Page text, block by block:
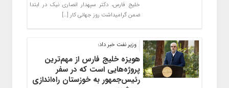
خلیج فارس، دکتر سپهدار انصاری نیک در ابتدا
ضمن گرامیداشت روز جهانی کار […]
وزیر نفت خبر داد:
هویزه خلیج فارس از مهم‌ترین
پروژه‌هایی است که در سفر
رئیس‌جمهور به خوزستان راه‌اندازی